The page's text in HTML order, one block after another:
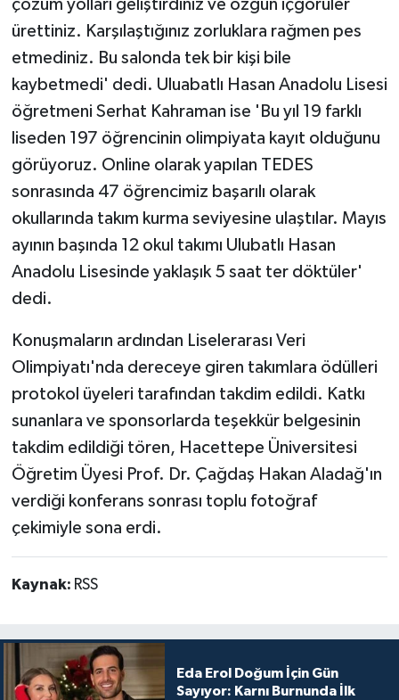
çözüm yolları geliştirdiniz ve özgün içgörüler
ürettiniz. Karşılaştığınız zorluklara rağmen pes
etmediniz. Bu salonda tek bir kişi bile
kaybetmedi' dedi. Uluabatlı Hasan Anadolu Lisesi
öğretmeni Serhat Kahraman ise 'Bu yıl 19 farklı
liseden 197 öğrencinin olimpiyata kayıt olduğunu
görüyoruz. Online olarak yapılan TEDES
sonrasında 47 öğrencimiz başarılı olarak
okullarında takım kurma seviyesine ulaştılar. Mayıs
ayının başında 12 okul takımı Ulubatlı Hasan
Anadolu Lisesinde yaklaşık 5 saat ter döktüler'
dedi.
Konuşmaların ardından Liselerarası Veri
Olimpiyatı'nda dereceye giren takımlara ödülleri
protokol üyeleri tarafından takdim edildi. Katkı
sunanlara ve sponsorlarda teşekkür belgesinin
takdim edildiği tören, Hacettepe Üniversitesi
Öğretim Üyesi Prof. Dr. Çağdaş Hakan Aladağ'ın
verdiği konferans sonrası toplu fotoğraf
çekimiyle sona erdi.
Kaynak: RSS
Eda Erol Doğum İçin Gün
Sayıyor: Karnı Burnunda İlk